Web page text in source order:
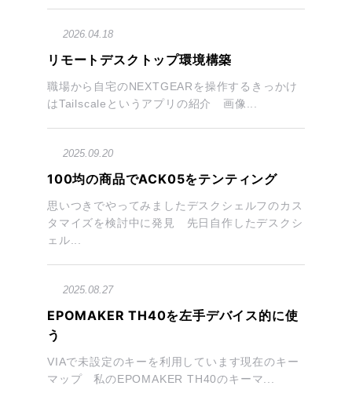
2026.04.18
リモートデスクトップ環境構築
職場から自宅のNEXTGEARを操作するきっかけ
はTailscaleというアプリの紹介 画像...
2025.09.20
100均の商品でACK05をテンティング
思いつきでやってみましたデスクシェルフのカス
タマイズを検討中に発見 先日自作したデスクシ
ェル...
2025.08.27
EPOMAKER TH40を左手デバイス的に使
う
VIAで未設定のキーを利用しています現在のキー
マップ 私のEPOMAKER TH40のキーマ...